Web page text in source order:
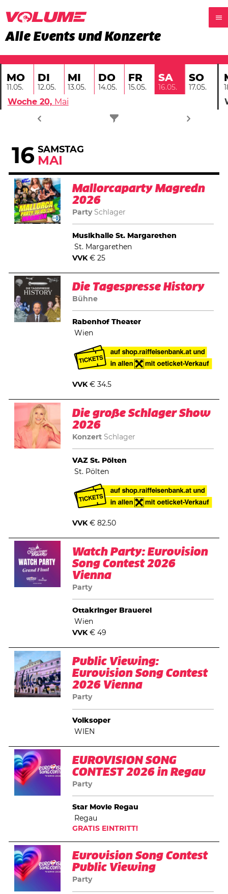
Alle Events und Konzerte
Woche 20, Mai
MO
11.05.
DI
12.05.
MI
13.05.
DO
14.05.
FR
15.05.
SA
16.05.
SO
17.05.
16 SAMSTAG
MAI
Mallorcaparty Magredn
2026
Party Schlager
Musikhalle St. Margarethen
St. Margarethen
VVK€ 25
Die Tagespresse History
Bühne
Rabenhof Theater
Wien
VVK€ 34.5
Die große Schlager Show
2026
Konzert Schlager
VAZ St. Pölten
St. Pölten
VVK€ 82.50
Watch Party: Eurovision
Song Contest 2026
Vienna
Party
Ottakringer Brauerei
Wien
VVK€ 49
Public Viewing:
Eurovision Song Contest
2026 Vienna
Party
Volksoper
WIEN
EUROVISION SONG
CONTEST 2026 in Regau
Party
Star Movie Regau
Regau
GRATIS EINTRITT!
Eurovision Song Contest
Public Viewing
Party